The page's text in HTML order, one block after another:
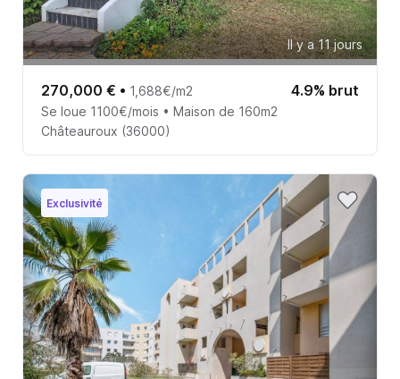
Il y a 11 jours
270,000 € • 1,688€/m2 4.9% brut
Se loue 1100€/mois • Maison de 160m2
Châteauroux (36000)
Exclusivité